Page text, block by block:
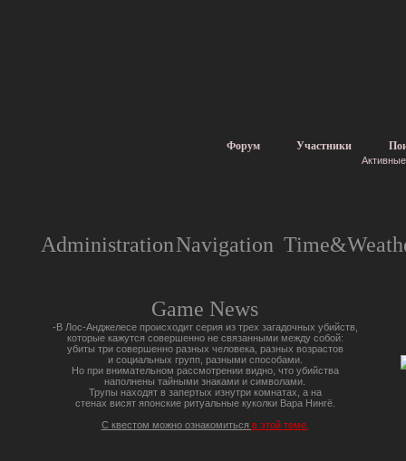
Форум Участники
AdministrationNavigation
Game News
-В Лос-Анджелесе происходит серия из трех загадочных убийств,
которые кажутся совершенно не связанными между собой:
убиты три совершенно разных человека, разных возрастов
и социальных групп, разными способами.
Но при внимательном рассмотрении видно, что убийства
наполнены тайными знаками и символами.
Трупы находят в запертых изнутри комнатах, а на
стенах висят японские ритуальные куколки Вара Нингё.
С квестом можно ознакомиться в этой теме.